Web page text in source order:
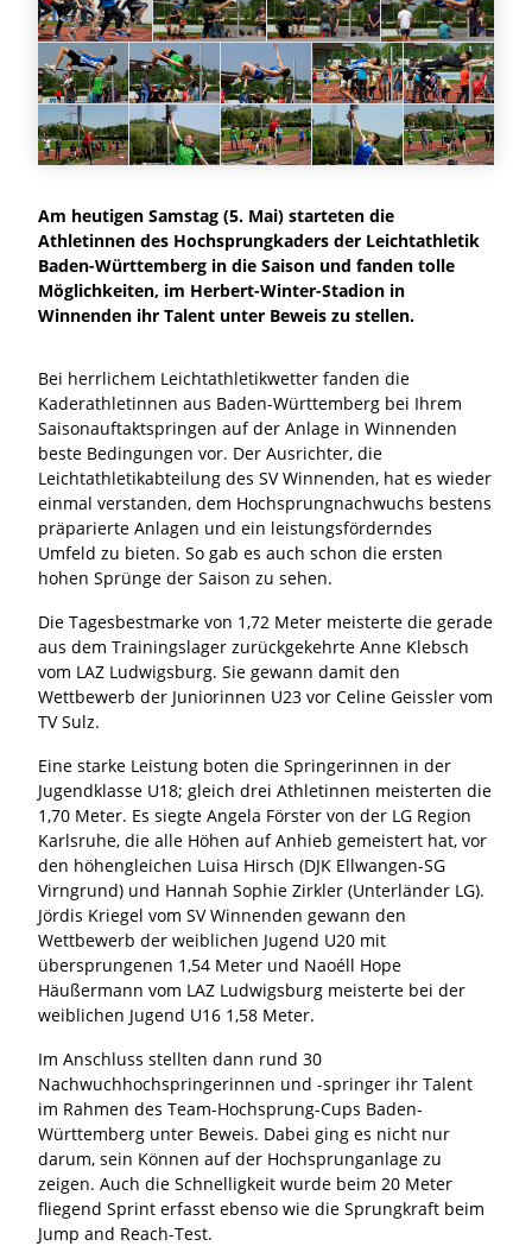
Am heutigen Samstag (5. Mai) starteten die
Athletinnen des Hochsprungkaders der Leichtathletik
Baden-Württemberg in die Saison und fanden tolle
Möglichkeiten, im Herbert-Winter-Stadion in
Winnenden ihr Talent unter Beweis zu stellen.
Bei herrlichem Leichtathletikwetter fanden die
Kaderathletinnen aus Baden-Württemberg bei Ihrem
Saisonauftaktspringen auf der Anlage in Winnenden
beste Bedingungen vor. Der Ausrichter, die
Leichtathletikabteilung des SV Winnenden, hat es wieder
einmal verstanden, dem Hochsprungnachwuchs bestens
präparierte Anlagen und ein leistungsförderndes
Umfeld zu bieten. So gab es auch schon die ersten
hohen Sprünge der Saison zu sehen.
Die Tagesbestmarke von 1,72 Meter meisterte die gerade
aus dem Trainingslager zurückgekehrte Anne Klebsch
vom LAZ Ludwigsburg. Sie gewann damit den
Wettbewerb der Juniorinnen U23 vor Celine Geissler vom
TV Sulz.
Eine starke Leistung boten die Springerinnen in der
Jugendklasse U18; gleich drei Athletinnen meisterten die
1,70 Meter. Es siegte Angela Förster von der LG Region
Karlsruhe, die alle Höhen auf Anhieb gemeistert hat, vor
den höhengleichen Luisa Hirsch (DJK Ellwangen-SG
Virngrund) und Hannah Sophie Zirkler (Unterländer LG).
Jördis Kriegel vom SV Winnenden gewann den
Wettbewerb der weiblichen Jugend U20 mit
übersprungenen 1,54 Meter und Naoéll Hope
Häußermann vom LAZ Ludwigsburg meisterte bei der
weiblichen Jugend U16 1,58 Meter.
Im Anschluss stellten dann rund 30
Nachwuchhochspringerinnen und -springer ihr Talent
im Rahmen des Team-Hochsprung-Cups Baden-
Württemberg unter Beweis. Dabei ging es nicht nur
darum, sein Können auf der Hochsprunganlage zu
zeigen. Auch die Schnelligkeit wurde beim 20 Meter
fliegend Sprint erfasst ebenso wie die Sprungkraft beim
Jump and Reach-Test.